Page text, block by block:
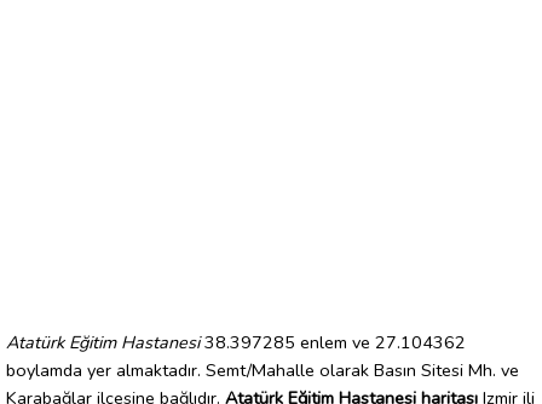
Atatürk Eğitim Hastanesi38.397285 enlem ve 27.104362
boylamda yer almaktadır. Semt/Mahalle olarak Basın Sitesi Mh. ve
Karabağlar ilçesine bağlıdır. Atatürk Eğitim Hastanesi haritası Izmir ili